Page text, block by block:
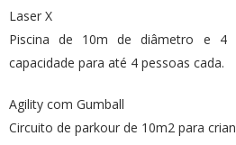
Laser X
Piscina de 10m de diâmetro e 4
capacidade para até 4 pessoas cada.
Agility com Gumball
Circuito de parkour de 10m2 para